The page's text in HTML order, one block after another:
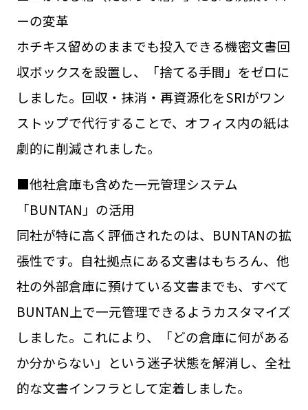
ーの変革
ホチキス留めのままでも投入できる機密文書回
収ボックスを設置し、「捨てる手間」をゼロに
しました。回収・抹消・再資源化をSRIがワン
ストップで代行することで、オフィス内の紙は
劇的に削減されました。
■他社倉庫も含めた一元管理システム
「BUNTAN」の活用
同社が特に高く評価されたのは、BUNTANの拡
張性です。自社拠点にある文書はもちろん、他
社の外部倉庫に預けている文書までも、すべて
BUNTAN上で一元管理できるようカスタマイズ
しました。これにより、「どの倉庫に何がある
か分からない」という迷子状態を解消し、全社
的な文書インフラとして定着しました。